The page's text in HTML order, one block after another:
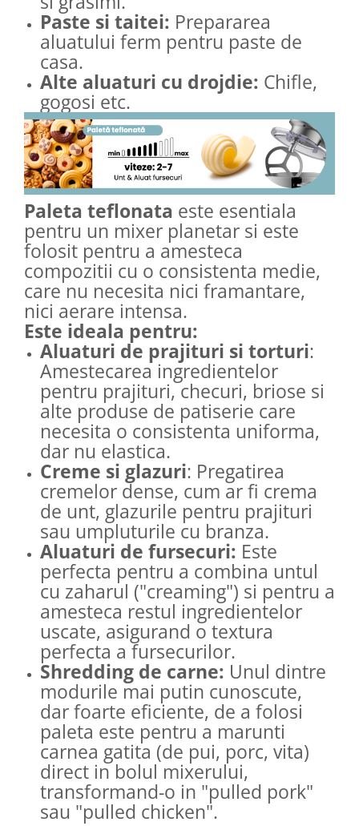
Paste si taitei: Prepararea
aluatului ferm pentru paste de
casa.
Alte aluaturi cu drojdie: Chifle,
gogosi etc.
Paleta teflonata este esentiala
pentru un mixer planetar si este
folosit pentru a amesteca
compozitii cu o consistenta medie,
care nu necesita nici framantare,
nici aerare intensa.
Este ideala pentru:
Aluaturi de prajituri si torturi:
Amestecarea ingredientelor
pentru prajituri, checuri, briose si
alte produse de patiserie care
necesita o consistenta uniforma,
dar nu elastica.
Creme si glazuri: Pregatirea
cremelor dense, cum ar fi crema
de unt, glazurile pentru prajituri
sau umpluturile cu branza.
Aluaturi de fursecuri: Este
perfecta pentru a combina untul
cu zaharul ("creaming") si pentru a
amesteca restul ingredientelor
uscate, asigurand o textura
perfecta a fursecurilor.
Shredding de carne: Unul dintre
modurile mai putin cunoscute,
dar foarte eficiente, de a folosi
paleta este pentru a marunti
carnea gatita (de pui, porc, vita)
direct in bolul mixerului,
transformand-o in "pulled pork"
sau "pulled chicken".